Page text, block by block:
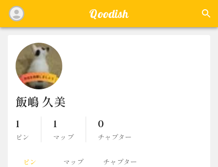
Qoodish
飯嶋 久美
1
ピン
1
マップ
0
チャプター
ピン マップ チャプター